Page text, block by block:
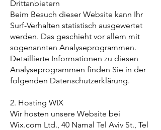
Drittanbietern
Beim Besuch dieser Website kann Ihr
Surf-Verhalten statistisch ausgewertet
werden. Das geschieht vor allem mit
sogenannten Analyseprogrammen.
Detaillierte Informationen zu diesen
Analyseprogrammen finden Sie in der
folgenden Datenschutzerklärung.
2. Hosting WIX
Wir hosten unsere Website bei
Wix.com Ltd., 40 Namal Tel Aviv St., Tel